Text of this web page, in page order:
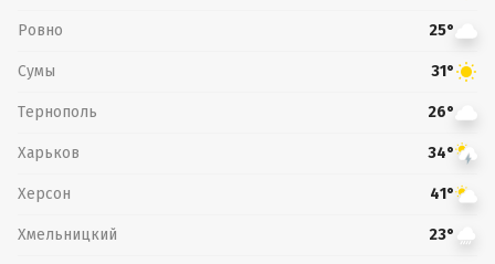
Ровно 25°
Сумы 31°
Тернополь 26°
Харьков 34°
Херсон 41°
Хмельницкий 23°